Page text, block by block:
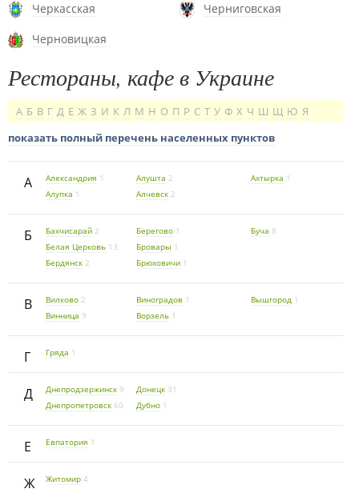
Черкасская
Черниговская
Черновицкая
Рестораны, кафе в Украине
А Б В Г Д Е Ж З И К Л М Н О П Р С Т У Ф Х Ч Ш Щ Ю Я
показать полный перечень населенных пунктов
А Александрия 1
Алупка 1
Алушта 2
Алчевск 2
Ахтырка 1
Б Бахчисарай 2
Белая Церковь 13
Бердянск 2
Берегово 1
Бровары 1
Брюховичи 1
Буча 8
В Вилково 2
Винница 9
Виноградов 1
Ворзель 1
Вышгород 1
Г Гряда 1
Д Днепродзержинск 9
Днепропетровск 60
Донецк 31
Дубно 1
Е Евпатория 1
Ж Житомир 4